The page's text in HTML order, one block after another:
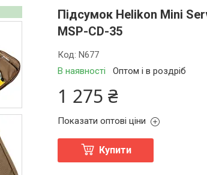
Підсумок Helikon Mini
MSP-CD-35
В наявності Оптом і в роздріб
Код:N677
1 275 ₴
Показати оптові ціни
Купити